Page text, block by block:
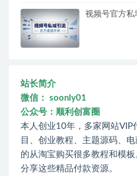
视频号官方私
站长简介
微信： soonly01
公众号：顺利创富圈
本人创业10年，多家网站VIP
目、创业教程、主题源码、
的从淘宝购买很多教程和模
分享这些精品付款资源。